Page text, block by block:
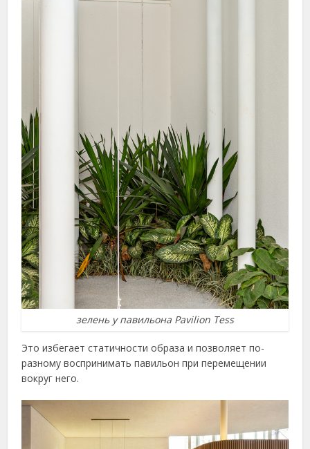
зелень у павильона Pavilion Tess
Это избегает статичности образа и позволяет по-
разному воспринимать павильон при перемещении
вокруг него.